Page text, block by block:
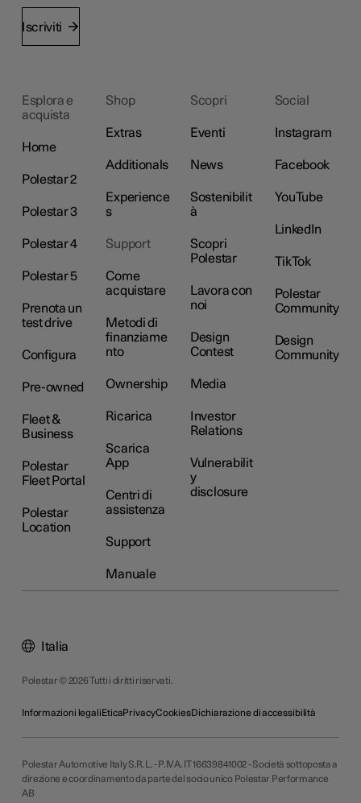
Iscriviti
Esplora e
acquista
Home
Polestar 2
Polestar 3
Polestar 4
Polestar 5
Prenota un
test drive
Configura
Pre-owned
Fleet &
Business
Polestar
Fleet Portal
Polestar
Location
Shop
Extras
Additionals
Experience
s
Support
Come
acquistare
Metodi di
finanziame
nto
Ownership
Ricarica
Scarica
App
Centri di
assistenza
Support
Manuale
Scopri
Eventi
News
Sostenibilit
à
Scopri
Polestar
Lavora con
noi
Design
Contest
Media
Investor
Relations
Vulnerabilit
y
disclosure
Social
Instagram
Facebook
YouTube
LinkedIn
TikTok
Polestar
Community
Design
Community
Polestar © 2026 Tutti i diritti riservati.
Informazioni legaliEticaPrivacyCookiesDichiarazione di accessibilità
Italia
Polestar Automotive Italy S.R.L. - P.IVA. IT 16639841002 - Società sottoposta a
direzione e coordinamento da parte del socio unico Polestar Performance
AB